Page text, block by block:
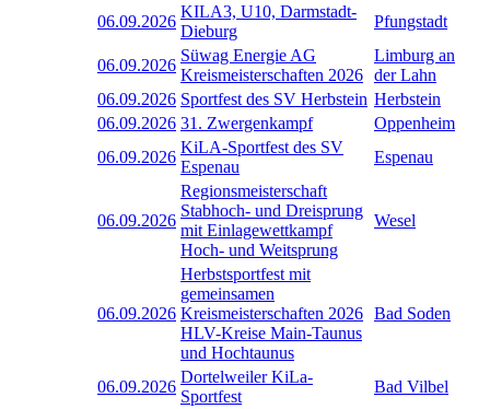
06.09.2026
KILA3, U10, Darmstadt-
Dieburg
Pfungstadt
06.09.2026
Süwag Energie AG
Kreismeisterschaften 2026
Limburg an
der Lahn
06.09.2026 Sportfest des SV Herbstein Herbstein
06.09.2026 31. Zwergenkampf
Oppenheim
06.09.2026
KiLA-Sportfest des SV
Espenau
Espenau
06.09.2026
Regionsmeisterschaft
Stabhoch- und Dreisprung
mit Einlagewettkampf
Hoch- und Weitsprung
Wesel
06.09.2026
Herbstsportfest mit
gemeinsamen
Kreismeisterschaften 2026
HLV-Kreise Main-Taunus
und Hochtaunus
Bad Soden
06.09.2026
Dortelweiler KiLa-
Sportfest
Bad Vilbel